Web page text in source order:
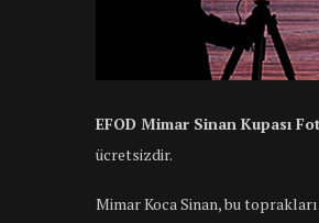
EFOD Mimar Sinan Kupası
ücretsizdir.
Mimar Koca Sinan, bu